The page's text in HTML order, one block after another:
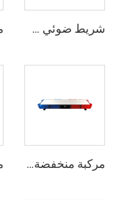
شريط ضوئي طوارئ للشرطة التقليدي
مركبة منخفضة الارتفاع مزودة بمصابيح LED